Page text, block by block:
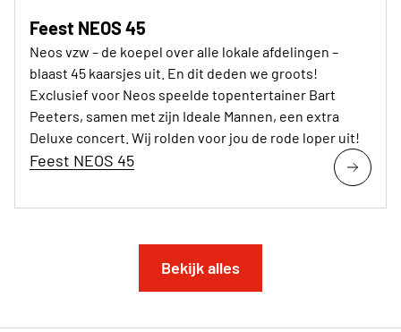
Feest NEOS 45
Neos vzw – de koepel over alle lokale afdelingen –
blaast 45 kaarsjes uit. En dit deden we groots!
Exclusief voor Neos speelde topentertainer Bart
Peeters, samen met zijn Ideale Mannen, een extra
Deluxe concert. Wij rolden voor jou de rode loper uit!
Feest NEOS 45
Bekijk alles